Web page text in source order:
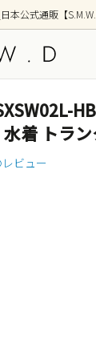
公式通販【
着 トラ
ビュー